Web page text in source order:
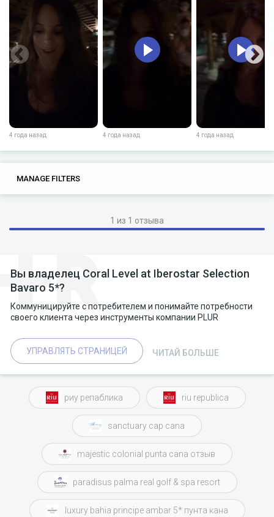
4 года назад 4 года назад 4 года назад
TAGS 0
MANAGE FILTERS
1 из 1 отзыва
Вы владелец Coral Level at Iberostar Selection
Bavaro 5*?
Коммуницируйте с потребителем и понимайте потребности
своего клиента через инструменты компании PLUR
УПРАВЛЯТЬ СТРАНИЦЕЙ ЧИТАЙ БОЛЬШЕ
риу репаблика riu republica
sanctuary cap cana
majestic colonial punta cana отзыв
paradisus palma real golf & spa resort
luxury bahia principe ambar 5* пунта кана